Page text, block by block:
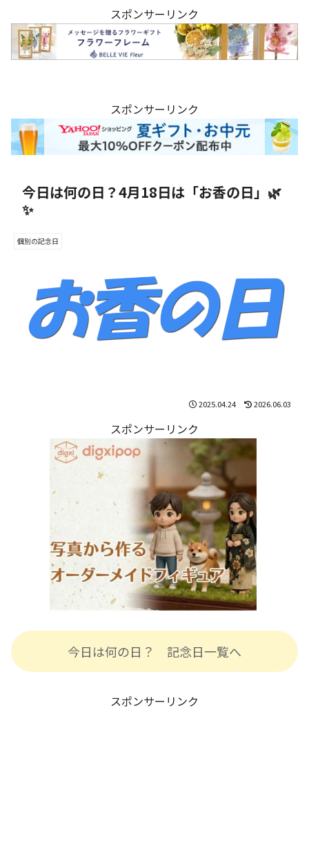
スポンサーリンク
スポンサーリンク
今日は何の日？4月18日は「お香の日」🌿
✨
個別の記念日
2025.04.24 2026.06.03
スポンサーリンク
今日は何の日？ 記念日一覧へ
スポンサーリンク